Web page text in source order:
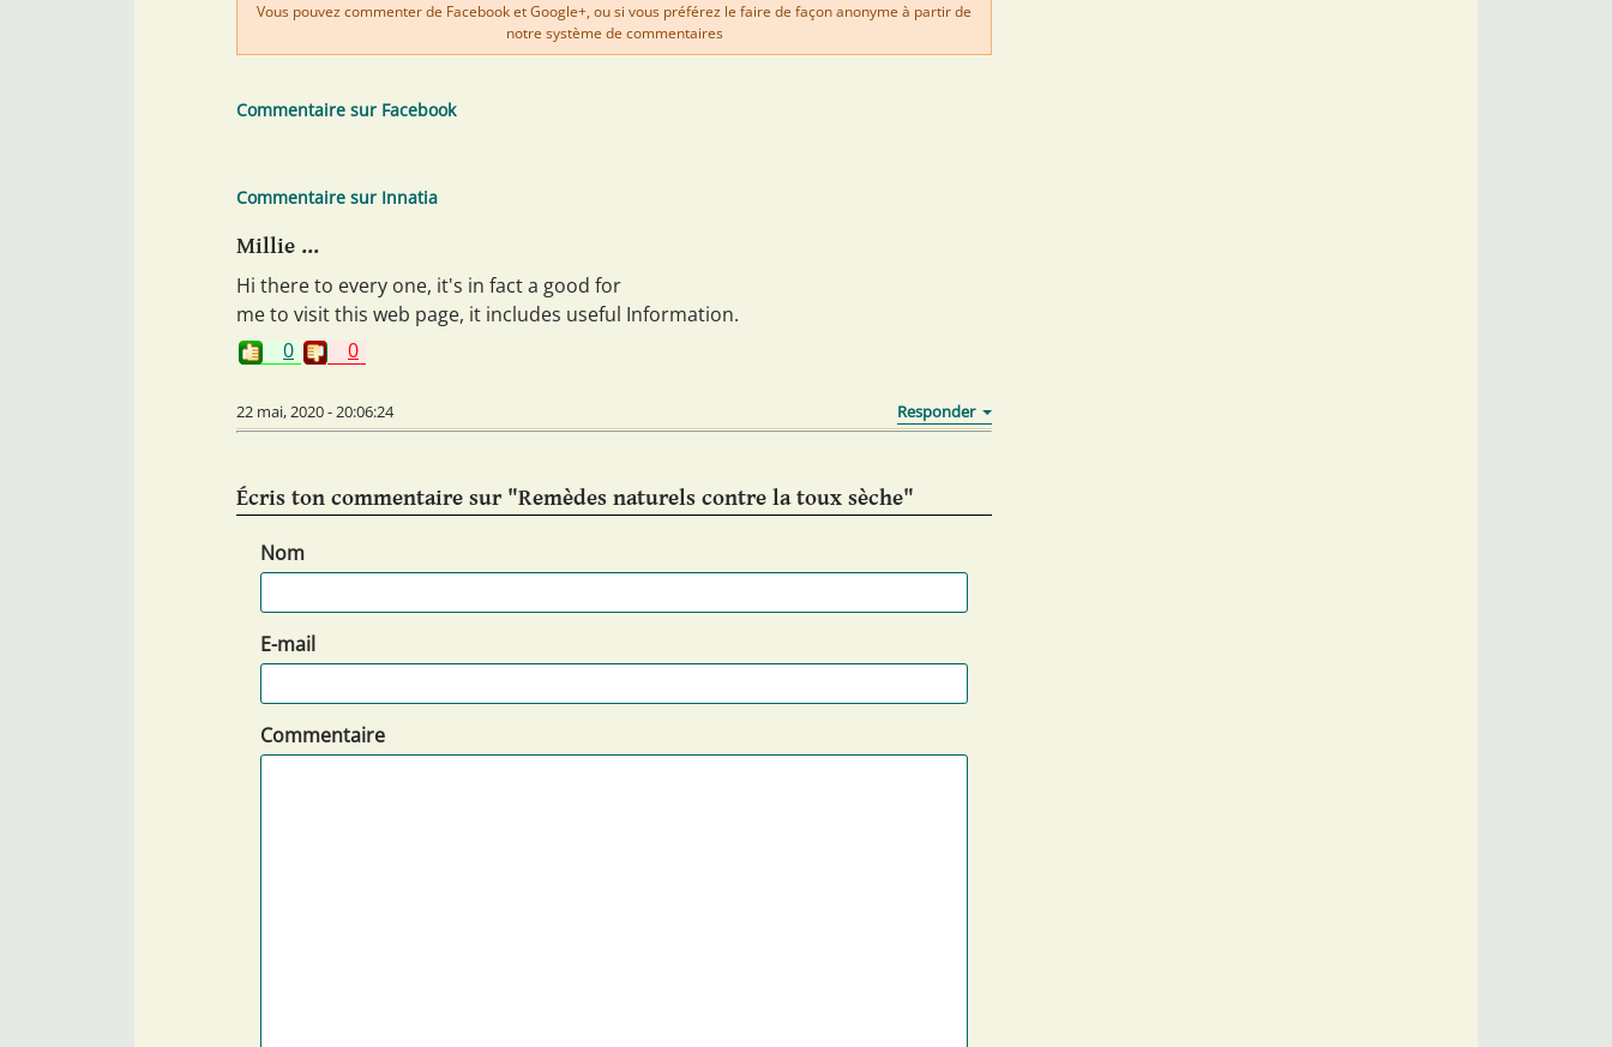
Vous pouvez commenter de Facebook et Google+, ou si vous préférez le faire de façon anonyme à partir de
notre système de commentaires
Commentaire sur Facebook
Commentaire sur Innatia
Millie ...
Hi there to every one, it's in fact a good for
me to visit this web page, it includes useful Information.
0
0
22 mai, 2020 - 20:06:24
Écris ton commentaire sur "Remèdes naturels contre la toux sèche"
Nom
E-mail
Commentaire